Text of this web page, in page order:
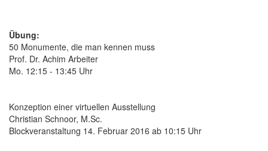
Übung:
50 Monumente, die man kennen muss
Prof. Dr. Achim Arbeiter
Mo. 12:15 - 13:45 Uhr
Konzeption einer virtuellen Ausstellung
Christian Schnoor, M.Sc.
Blockveranstaltung 14. Februar 2016 ab 10:15 Uhr